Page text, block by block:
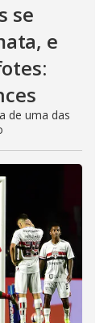
se
e
de uma das